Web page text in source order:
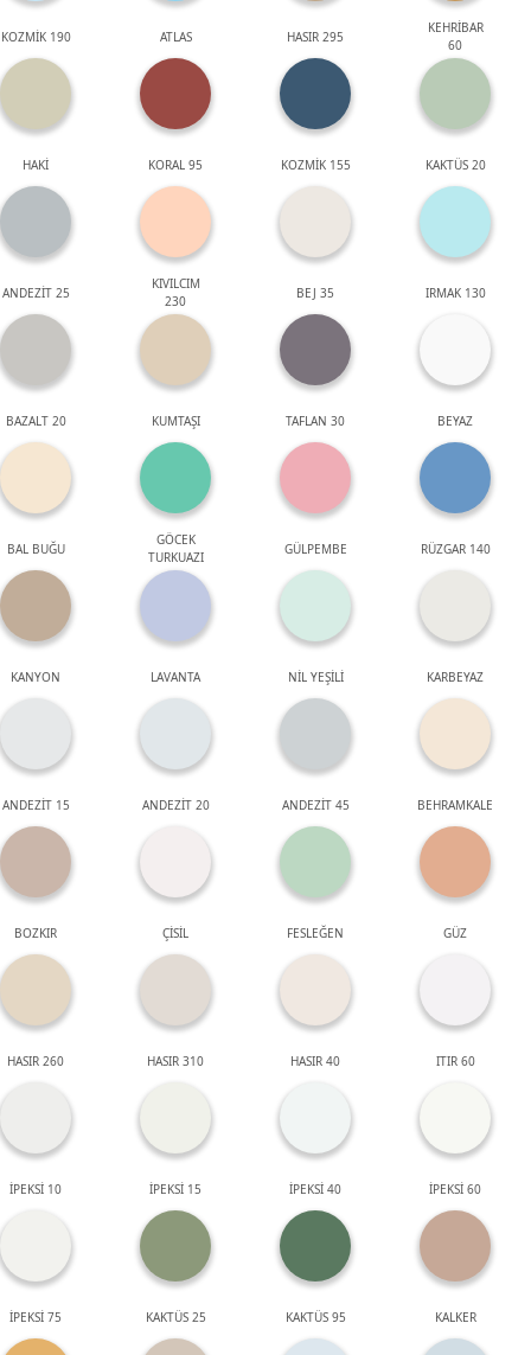
KOZMİK 190 ATLAS HASIR 295
KEHRİBAR
60
HAKİ KORAL 95 KOZMİK 155 KAKTÜS 20
ANDEZİT 25
KIVILCIM
230
BEJ 35 IRMAK 130
BAZALT 20 KUMTAŞI TAFLAN 30 BEYAZ
BAL BUĞU
GÖCEK
TURKUAZI
GÜLPEMBE RÜZGAR 140
KANYON LAVANTA NİL YEŞİLİ KARBEYAZ
ANDEZİT 15 ANDEZİT 20 ANDEZİT 45 BEHRAMKALE
BOZKIR ÇİSİL FESLEĞEN GÜZ
HASIR 260 HASIR 310 HASIR 40 ITIR 60
İPEKSİ 10 İPEKSİ 15 İPEKSİ 40 İPEKSİ 60
İPEKSİ 75 KAKTÜS 25 KAKTÜS 95 KALKER